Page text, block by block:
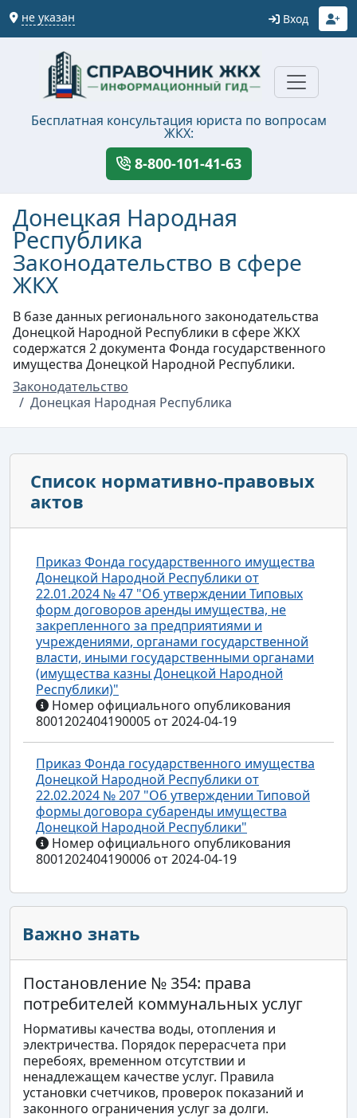
не указан Вход
Бесплатная консультация юриста по вопросам
ЖКХ:
8-800-101-41-63
Донецкая Народная
Республика
Законодательство в сфере
ЖКХ
В базе данных регионального законодательства
Донецкой Народной Республики в сфере ЖКХ
содержатся 2 документа Фонда государственного
имущества Донецкой Народной Республики.
Законодательство
Донецкая Народная Республика
Список нормативно-правовых
актов
Приказ Фонда государственного имущества
Донецкой Народной Республики от
22.01.2024 № 47 "Об утверждении Типовых
форм договоров аренды имущества, не
закрепленного за предприятиями и
учреждениями, органами государственной
власти, иными государственными органами
(имущества казны Донецкой Народной
Республики)"
Номер официального опубликования
8001202404190005 от 2024-04-19
Приказ Фонда государственного имущества
Донецкой Народной Республики от
22.02.2024 № 207 "Об утверждении Типовой
формы договора субаренды имущества
Донецкой Народной Республики"
Номер официального опубликования
8001202404190006 от 2024-04-19
Важно знать
Постановление № 354: права
потребителей коммунальных услуг
Нормативы качества воды, отопления и
электричества. Порядок перерасчета при
перебоях, временном отсутствии и
ненадлежащем качестве услуг. Правила
установки счетчиков, проверок показаний и
законного ограничения услуг за долги.